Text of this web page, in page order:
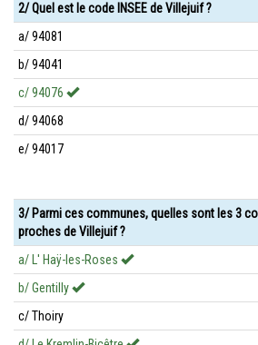
2/ Quel est le code INSEE de Villejuif ?
a/ 94081
b/ 94041
c/ 94076
d/ 94068
e/ 94017
3/ Parmi ces communes, quelles sont les 3
proches de Villejuif ?
a/ L' Haÿ-les-Roses
b/ Gentilly
c/ Thoiry